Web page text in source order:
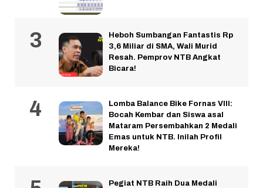
Heboh Sumbangan Fantastis Rp
3,6 Miliar di SMA, Wali Murid
Resah. Pemprov NTB Angkat
Bicara!
Lomba Balance Bike Fornas VIII:
Bocah Kembar dan Siswa asal
Mataram Persembahkan 2 Medali
Emas untuk NTB. Inilah Profil
Mereka!
Pegiat NTB Raih Dua Medali